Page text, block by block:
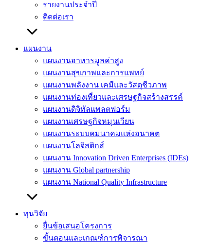
รายงานประจำปี
ติดต่อเรา
แผนงาน
แผนงานอาหารมูลค่าสูง
แผนงานสุขภาพและการแพทย์
แผนงานพลังงาน เคมีและวัสดุชีวภาพ
แผนงานท่องเที่ยวและเศรษฐกิจสร้างสรรค์
แผนงานดิจิทัลแพลตฟอร์ม
แผนงานเศรษฐกิจหมุนเวียน
แผนงานระบบคมนาคมแห่งอนาคต
แผนงานโลจิสติกส์
แผนงาน Innovation Driven Enterprises (IDEs)
แผนงาน Global partnership
แผนงาน National Quality Infrastructure
ทุนวิจัย
ยื่นข้อเสนอโครงการ
ขั้นตอนและเกณฑ์การพิจารณา